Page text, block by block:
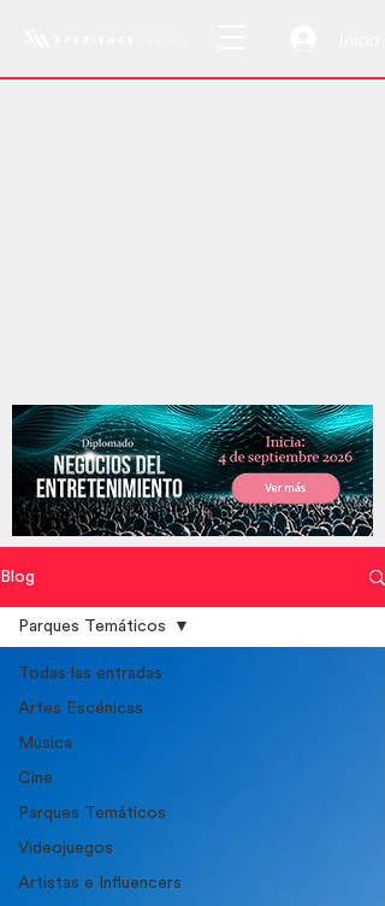
Blog
Todas las entradas
Artes Escénicas
Música
Cine
Parques Temáticos
Videojuegos
Artistas e Influencers
Parques Temáticos